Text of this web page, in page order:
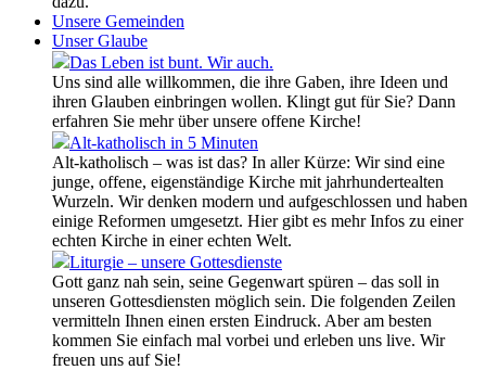
Unsere Gemeinden
Unser Glaube
Das Leben ist bunt. Wir auch.
Uns sind alle willkommen, die ihre Gaben, ihre Ideen und
ihren Glauben einbringen wollen. Klingt gut für Sie? Dann
erfahren Sie mehr über unsere offene Kirche!
Alt-katholisch in 5 Minuten
Alt-katholisch – was ist das? In aller Kürze: Wir sind eine
junge, offene, eigenständige Kirche mit jahrhundertealten
Wurzeln. Wir denken modern und aufgeschlossen und haben
einige Reformen umgesetzt. Hier gibt es mehr Infos zu einer
echten Kirche in einer echten Welt.
Liturgie – unsere Gottesdienste
Gott ganz nah sein, seine Gegenwart spüren – das soll in
unseren Gottesdiensten möglich sein. Die folgenden Zeilen
vermitteln Ihnen einen ersten Eindruck. Aber am besten
kommen Sie einfach mal vorbei und erleben uns live. Wir
freuen uns auf Sie!